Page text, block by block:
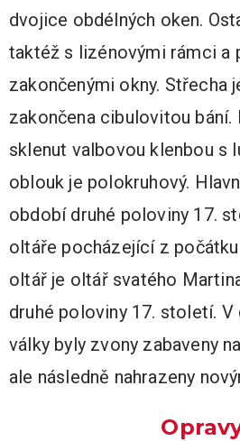
dvojice obdélných oken.
taktéž s lizénovými rámci a
zakončenými okny. Střecha
zakončena cibulovitou bání.
sklenut valbovou klenbou s
oblouk je polokruhový.
období druhé poloviny 17.
oltáře pocházející z
oltář je oltář svatého
druhé poloviny 17. století.
války byly zvony zabaveny
ale následně nahrazeny